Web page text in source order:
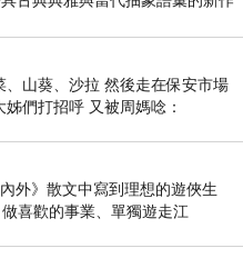
空間為背景，描繪了
山葵、沙拉 然後走在保安市場
們打招呼 又被周媽唸：
外》散文中寫到理想的遊俠生
喜歡的事業、單獨遊走江